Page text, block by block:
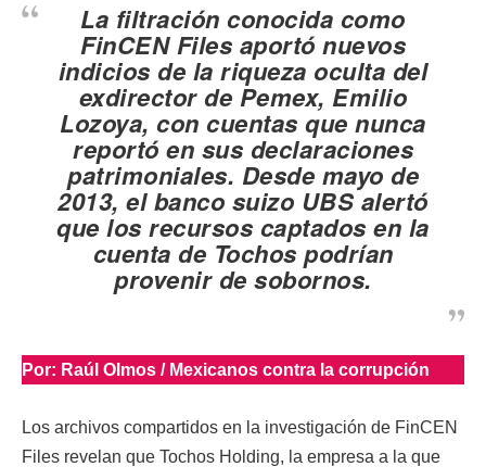
La filtración conocida como
FinCEN Files aportó nuevos
indicios de la riqueza oculta del
exdirector de Pemex, Emilio
Lozoya, con cuentas que nunca
reportó en sus declaraciones
patrimoniales. Desde mayo de
2013, el banco suizo UBS alertó
que los recursos captados en la
cuenta de Tochos podrían
provenir de sobornos.
Por: Raúl Olmos / Mexicanos contra la corrupción
Los archivos compartidos en la investigación de FinCEN
Files revelan que Tochos Holding, la empresa a la que